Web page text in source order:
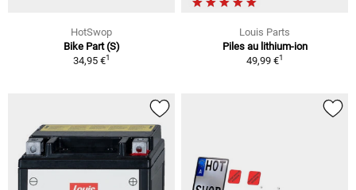
HotSwop
Bike Part (S)
34,95 €1
Louis Parts
Piles au lithium-ion
49,99 €1